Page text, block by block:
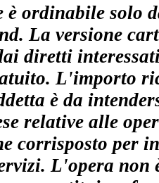
è ordinabile solo
La versione
diretti
L'importo
è da
relative alle
corrisposto per
L'opera non